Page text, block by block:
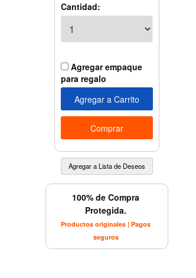
Cantidad:
Agregar empaque
para regalo
100% de Compra
Protegida.
Productos originales | Pagos
seguros